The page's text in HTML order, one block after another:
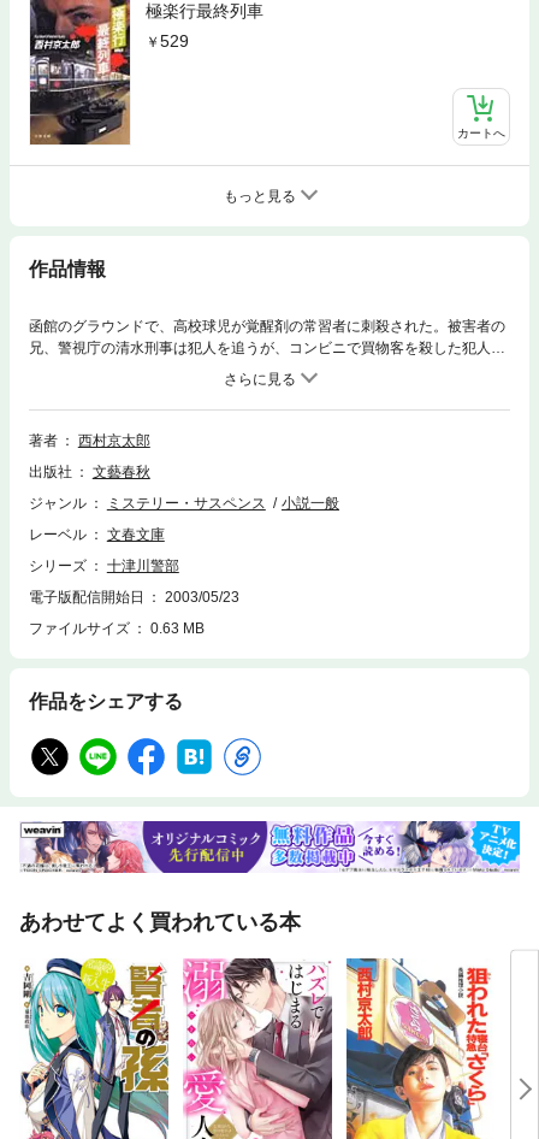
極楽行最終列車
529
カートへ
もっと見る
作品情報
函館のグラウンドで、高校球児が覚醒剤の常習者に刺殺された。被害者の
兄、警視庁の清水刑事は犯人を追うが、コンビニで買物客を殺した犯人
は、その場で警察官に射殺される。事件の裏に覚醒剤の密売組織があると
睨んだ清水刑事も、寝台特急・北斗星４号の中で殺害されてしまう。この
ままでは、もっと死者が出る。怒りに燃えた十津川警部が本格捜査に乗り
出し、事件の舞台は函館から東京、そして海外へ。珍しく、十津川夫人・
著者
西村京太郎
出版社
文藝春秋
ジャンル
ミステリー・サスペンス
小説一般
レーベル
文春文庫
シリーズ
十津川警部
電子版配信開始日
2003/05/23
ファイルサイズ
0.63 MB
作品をシェアする
あわせてよく買われている本